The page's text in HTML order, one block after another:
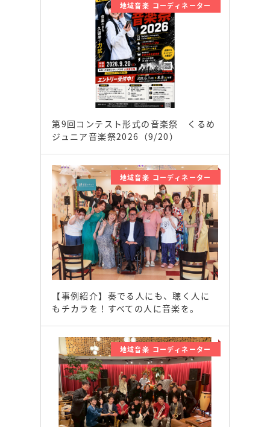
地域音楽 コーディネーター
第9回コンテスト形式の音楽祭 くるめ
ジュニア音楽祭2026（9/20）
地域音楽 コーディネーター
【事例紹介】奏でる人にも、聴く人に
もチカラを！すべての人に音楽を。
地域音楽 コーディネーター